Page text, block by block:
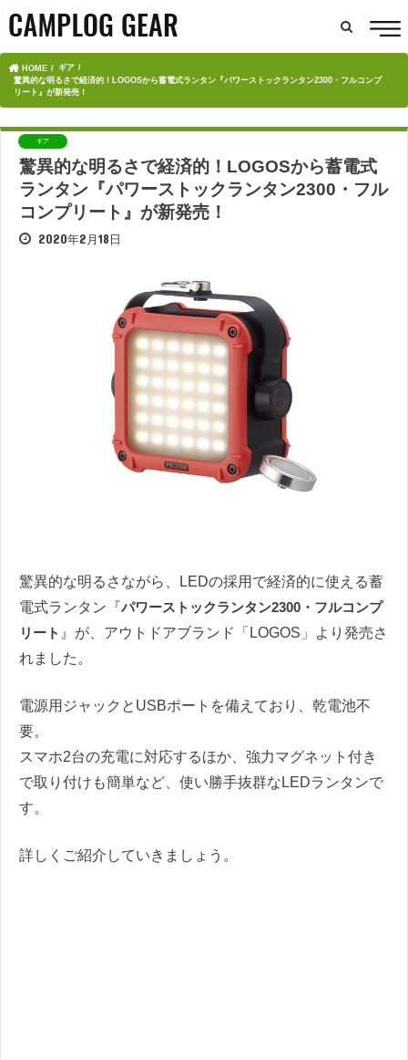
HOME
ギア
驚異的な明るさで経済的！LOGOSから蓄電式ランタン『パワーストックランタン2300・フルコンプ
リート』が新発売！
ギア
驚異的な明るさで経済的！LOGOSから蓄電式
ランタン『パワーストックランタン2300・フル
コンプリート』が新発売！
2020年2月18日
驚異的な明るさながら、LEDの採用で経済的に使える蓄
電式ランタン『 パワーストックランタン2300・フルコンプ
リート 』が、アウトドアブランド「LOGOS」より発売さ
れました。
電源用ジャックとUSBポートを備えており、乾電池不
要。
スマホ2台の充電に対応するほか、強力マグネット付き
で取り付けも簡単など、使い勝手抜群なLEDランタンで
す。
詳しくご紹介していきましょう。